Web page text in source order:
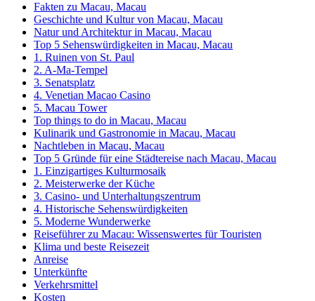
Fakten zu Macau, Macau
Geschichte und Kultur von Macau, Macau
Natur und Architektur in Macau, Macau
Top 5 Sehenswürdigkeiten in Macau, Macau
1. Ruinen von St. Paul
2. A-Ma-Tempel
3. Senatsplatz
4. Venetian Macao Casino
5. Macau Tower
Top things to do in Macau, Macau
Kulinarik und Gastronomie in Macau, Macau
Nachtleben in Macau, Macau
Top 5 Gründe für eine Städtereise nach Macau, Macau
1. Einzigartiges Kulturmosaik
2. Meisterwerke der Küche
3. Casino- und Unterhaltungszentrum
4. Historische Sehenswürdigkeiten
5. Moderne Wunderwerke
Reiseführer zu Macau: Wissenswertes für Touristen
Klima und beste Reisezeit
Anreise
Unterkünfte
Verkehrsmittel
Kosten